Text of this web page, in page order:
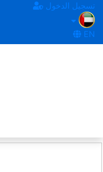
تسجيل الدخول
EN